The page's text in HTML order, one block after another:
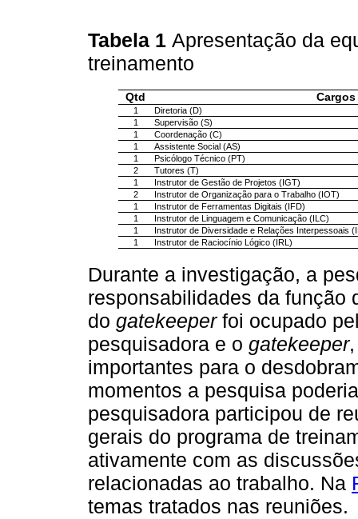
Tabela 1 Apresentação da
treinamento
Qtd Cargos
1
Diretoria (D)
1
Supervisão (S)
1
Coordenação (C)
1
Assistente Social (AS)
1
Psicólogo Técnico (PT)
2
Tutores (T)
1
Instrutor de Gestão de Projetos (IGT)
2
Instrutor de Organização para o Trabalho (IOT)
1
Instrutor de Ferramentas Digitais (IFD)
1
Instrutor de Linguagem e Comunicação (ILC)
1
Instrutor de Diversidade e Relações Interpessoais
1
Instrutor de Raciocínio Lógico (IRL)
Durante a investigação, a
responsabilidades da função
do gatekeeperfoi ocupado
pesquisadora e o gatekeeper
importantes para o
momentos a pesquisa
pesquisadora participou de
gerais do programa de
ativamente com as
relacionadas ao trabalho. Na
temas tratados nas reuniões.